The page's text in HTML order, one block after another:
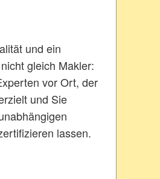
und ein
gleich Makler:
vor Ort, der
und Sie
lassen.